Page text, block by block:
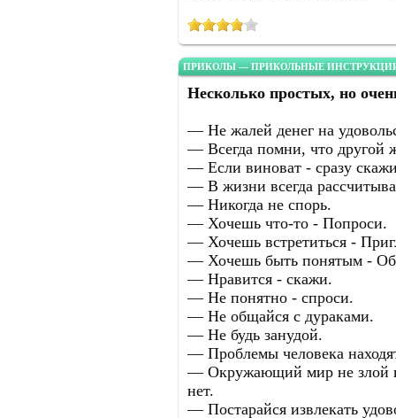
ПРИКОЛЫ — ПРИКОЛЬНЫЕ
Несколько простых, но
— Не жалей денег на
— Всегда помни, что другой
— Если виноват - сразу
— В жизни всегда
— Hикогда не спорь.
— Хочешь что-то - Попроси.
— Хочешь встретиться -
— Хочешь быть понятым -
— Нравится - скажи.
— Не понятно - спроси.
— Не общайся с дураками.
— Не будь занудой.
— Проблемы человека
— Окружающий мир не злой
нет.
— Постарайся извлекать